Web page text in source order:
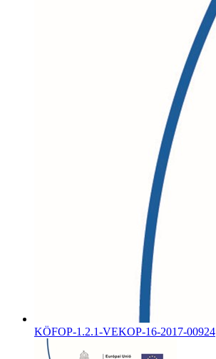
KÖFOP-1.2.1-VEKOP-16-2017-00924